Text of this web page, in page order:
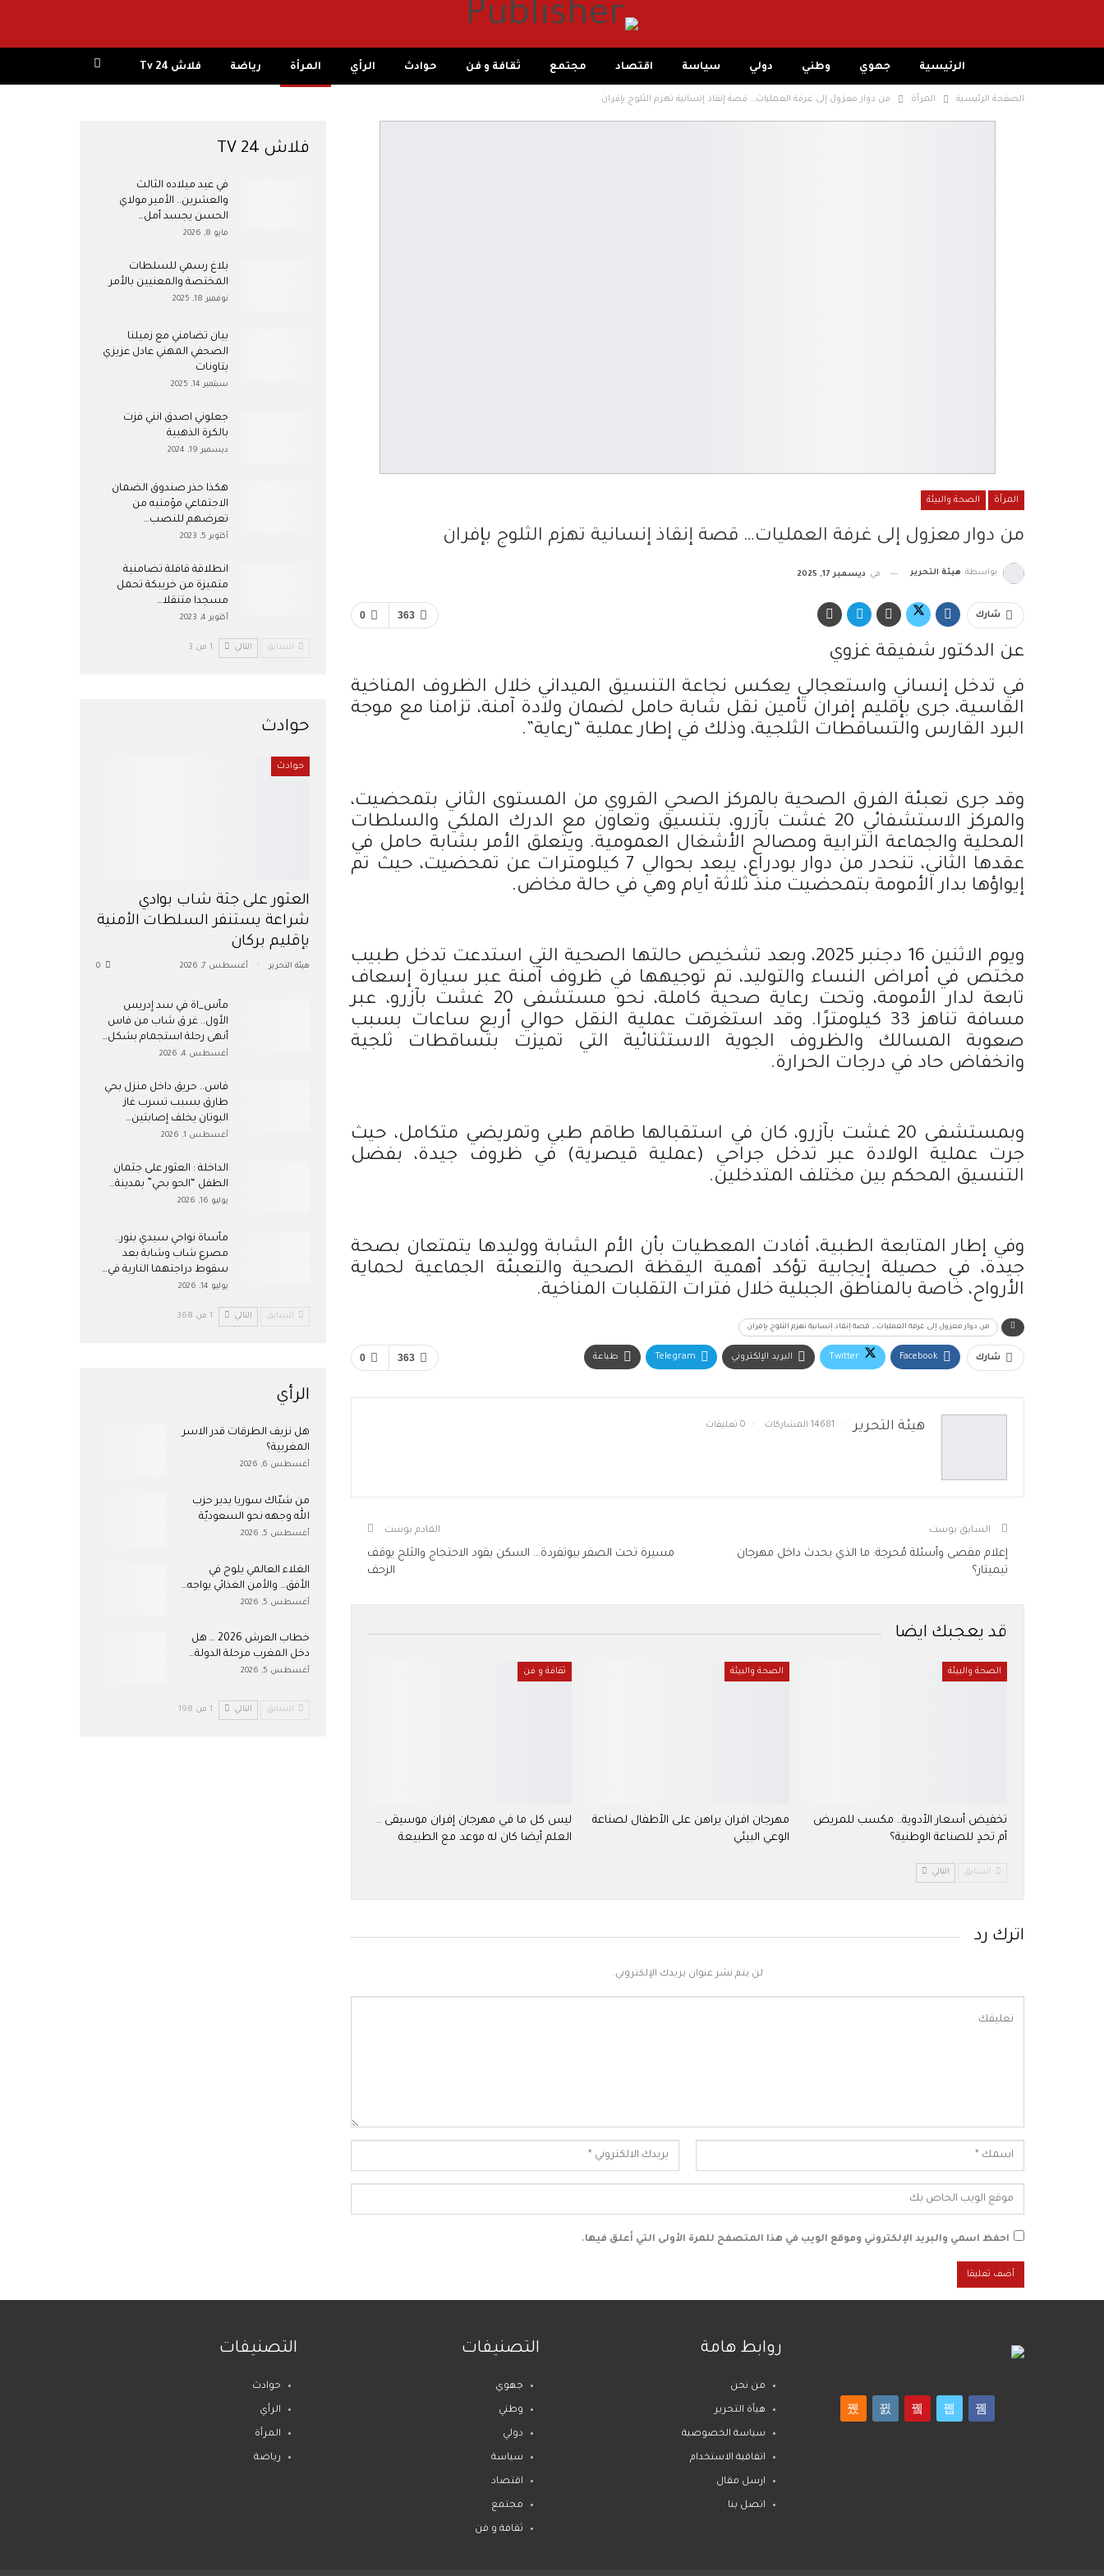
الرئيسية جهوي وطني دولي سياسة اقتصاد مجتمع ثقافة و فن حوادث الرأي المرأة رياضة فلاش 24 Tv
الصفحة الرئيسية المرأة من دوار معزول إلى غرفة العمليات… قصة إنقاذ إنسانية تهزم الثلوج بإفران
المرأة الصحة والبيئة
من دوار معزول إلى غرفة العمليات… قصة إنقاذ إنسانية تهزم الثلوج بإفران
بواسطة هيئة التحرير في ديسمبر 17, 2025
0 363 شارك
عن الدكتور شفيقة غزوي
في تدخل إنساني واستعجالي يعكس نجاعة التنسيق الميداني خلال الظروف المناخية
القاسية، جرى بإقليم إفران تأمين نقل شابة حامل لضمان ولادة آمنة، تزامنا مع موجة
البرد القارس والتساقطات الثلجية، وذلك في إطار عملية “رعاية”.
وقد جرى تعبئة الفرق الصحية بالمركز الصحي القروي من المستوى الثاني بتمحضيت،
والمركز الاستشفائي 20 غشت بآزرو، بتنسيق وتعاون مع الدرك الملكي والسلطات
المحلية والجماعة الترابية ومصالح الأشغال العمومية. ويتعلق الأمر بشابة حامل في
عقدها الثاني، تنحدر من دوار بودراع، يبعد بحوالي 7 كيلومترات عن تمحضيت، حيث تم
إيواؤها بدار الأمومة بتمحضيت منذ ثلاثة أيام وهي في حالة مخاض.
ويوم الاثنين 16 دجنبر 2025، وبعد تشخيص حالتها الصحية التي استدعت تدخل طبيب
مختص في أمراض النساء والتوليد، تم توجيهها في ظروف آمنة عبر سيارة إسعاف
تابعة لدار الأمومة، وتحت رعاية صحية كاملة، نحو مستشفى 20 غشت بآزرو، عبر
مسافة تناهز 33 كيلومترًا. وقد استغرقت عملية النقل حوالي أربع ساعات بسبب
صعوبة المسالك والظروف الجوية الاستثنائية التي تميزت بتساقطات ثلجية
وانخفاض حاد في درجات الحرارة.
وبمستشفى 20 غشت بآزرو، كان في استقبالها طاقم طبي وتمريضي متكامل، حيث
جرت عملية الولادة عبر تدخل جراحي (عملية قيصرية) في ظروف جيدة، بفضل
التنسيق المحكم بين مختلف المتدخلين.
وفي إطار المتابعة الطبية، أفادت المعطيات بأن الأم الشابة ووليدها يتمتعان بصحة
جيدة، في حصيلة إيجابية تؤكد أهمية اليقظة الصحية والتعبئة الجماعية لحماية
الأرواح، خاصة بالمناطق الجبلية خلال فترات التقلبات المناخية.
من دوار معزول إلى غرفة العمليات… قصة إنقاذ إنسانية تهزم الثلوج بإفران
0 363 شارك Facebook
Twitter البريد الإلكتروني Telegram طباعة
هيئة التحرير 14681 المشاركات 0 تعليقات
السابق بوست
إعلام مقصى وأسئلة مُحرجة: ما الذي يحدث داخل مهرجان
تيميتار؟
القادم بوست
مسيرة تحت الصفر ببوتفردة… السكن يقود الاحتجاج والثلج يوقف
الزحف
قد يعجبك ايضا
الصحة والبيئة
تخفيض أسعار الأدوية.. مكسب للمريض
أم تحدٍ للصناعة الوطنية؟
الصحة والبيئة
مهرجان افران يراهن على الأطفال لصناعة
الوعي البيئي
ثقافة و فن
ليس كل ما في مهرجان إفران موسيقى ..
العلم أيضا كان له موعد مع الطبيعة
السابق التالي
اترك رد
لن يتم نشر عنوان بريدك الإلكتروني.
احفظ اسمي والبريد الإلكتروني وموقع الويب في هذا المتصفح للمرة الأولى التي أعلق فيها.
فلاش 24 TV
في عيد ميلاده الثالث
والعشرين.. الأمير مولاي
الحسن يجسد أمل…
مايو 8, 2026
بلاغ رسمي للسلطات
المختصة والمعنيين بالأمر
نوفمبر 18, 2025
بيان تضامني مع زميلنا
الصحفي المهني عادل عزيزي
بتاونات
سبتمبر 14, 2025
جعلوني اصدق انني فزت
بالكرة الذهبية
ديسمبر 19, 2024
هكذا حذر صندوق الضمان
الاجتماعي مؤمنيه من
تعرضهم للنصب…
أكتوبر 5, 2023
انطلاقة قافلة تضامنية
متميزة من خريبكة تحمل
مسجدا متنقلا…
أكتوبر 4, 2023
السابق التالي 1 من 3
حوادث
حوادث
العثور على جثة شاب بوادي
شراعة يستنفر السلطات الأمنية
بإقليم بركان
هيئة التحرير أغسطس 7, 2026
مأس_اة في سد إدريس
الأول.. غر ق شاب من فاس
أنهى رحلة استجمام بشكل…
أغسطس 4, 2026
فاس.. حريق داخل منزل بحي
طارق بسبب تسرب غاز
البوتان يخلف إصابتين…
أغسطس 1, 2026
​الداخلة : العثور على جثمان
الطفل “الحو بحي” بمدينة…
يوليو 16, 2026
مأساة نواحي سيدي بنور..
مصرع شاب وشابة بعد
سقوط دراجتهما النارية في…
يوليو 14, 2026
السابق التالي 1 من 368
الرأي
هل نزيف الطرقات قدر الاسر
المغربية؟
أغسطس 6, 2026
من شبّاك سوريا يدير حزب
الله وجهه نحو السعوديّة
أغسطس 5, 2026
الغلاء العالمي يلوح في
الأفق… والأمن الغذائي يواجه…
أغسطس 5, 2026
خطاب العرش 2026 … هل
دخل المغرب مرحلة الدولة…
أغسطس 5, 2026
السابق التالي 1 من 198
روابط هامة
من نحن
هيأة التحرير
سياسة الخصوصية
اتفاقية الاستخدام
ارسل مقال
اتصل بنا
التصنيفات
جهوي
وطني
دولي
سياسة
اقتصاد
مجتمع
ثقافة و فن
التصنيفات
حوادث
الرأي
المرأة
رياضة